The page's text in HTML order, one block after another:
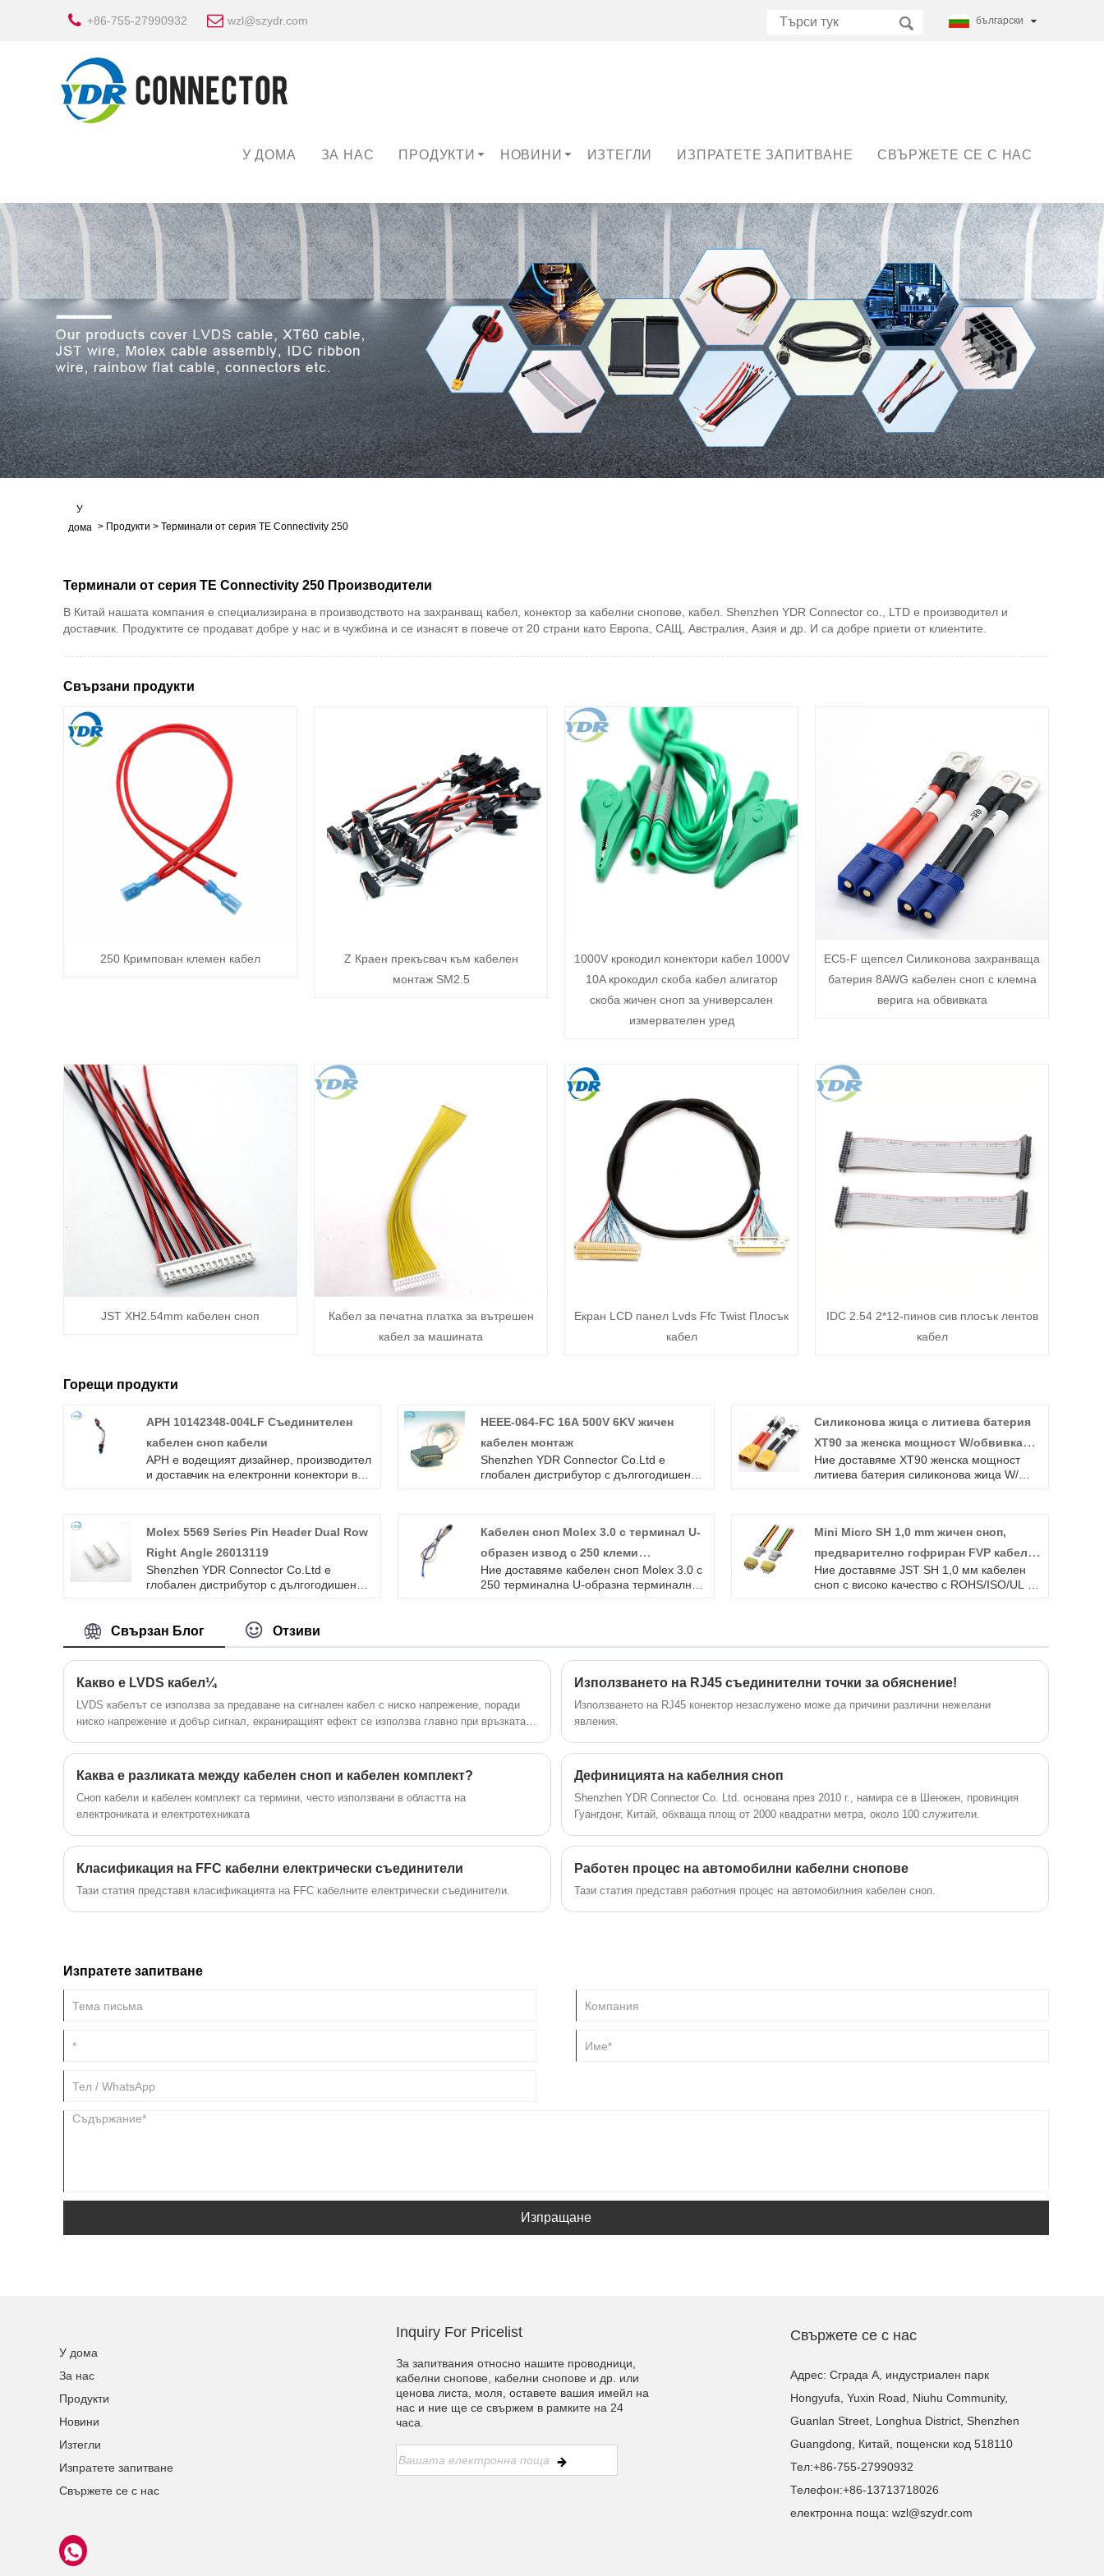
+86-755-27990932 wzl@szydr.com български
У ДОМА ЗА НАС ПРОДУКТИ НОВИНИ ИЗТЕГЛИ ИЗПРАТЕТЕ ЗАПИТВАНЕ СВЪРЖЕТЕ СЕ С НАС
У
дома > Продукти > Терминали от серия TE Connectivity 250
Терминали от серия TE Connectivity 250 Производители
В Китай нашата компания е специализирана в производството на захранващ кабел, конектор за кабелни снопове, кабел. Shenzhen YDR Connector co., LTD е производител и
доставчик. Продуктите се продават добре у нас и в чужбина и се изнасят в повече от 20 страни като Европа, САЩ, Австралия, Азия и др. И са добре приети от клиентите.
Свързани продукти
250 Кримпован клемен кабел
Z Краен прекъсвач към кабелен
монтаж SM2.5
1000V крокодил конектори кабел 1000V
10A крокодил скоба кабел алигатор
скоба жичен сноп за универсален
измервателен уред
EC5-F щепсел Силиконова захранваща
батерия 8AWG кабелен сноп с клемна
верига на обвивката
JST XH2.54mm кабелен сноп
Кабел за печатна платка за вътрешен
кабел за машината
Екран LCD панел Lvds Ffc Twist Плосък
кабел
IDC 2.54 2*12-пинов сив плосък лентов
кабел
Горещи продукти
APH 10142348-004LF Съединителен
кабелен сноп кабели
APH е водещият дизайнер, производител
и доставчик на електронни конектори в
потребителска електроника, обработка
на данни и индустриални машини.
Конекторите FCI са популярни в много
страни в Европа, Америка и Азия поради
своя професионален дизайн, прецизен
HEEE-064-FC 16A 500V 6KV жичен
кабелен монтаж
Shenzhen YDR Connector Co.Ltd е
глобален дистрибутор с дългогодишен
дошли при запитване.
Силиконова жица с литиева батерия
XT90 за женска мощност W/обвивка
Ebike кабел за зареждане адаптер
Ние доставяме XT90 женска мощност
литиева батерия силиконова жица W/
посветихме се на производството на
кабелни снопове и конектори в
продължение на 10 години, обхващайки
по -голямата част от пазара в Азия,
Европа и Америка. Очакваме да станем
Molex 5569 Series Pin Header Dual Row
Right Angle 26013119
Shenzhen YDR Connector Co.Ltd е
глобален дистрибутор с дългогодишен
оригинален кабелен сноп за съединител
TE, добре дошли при запитване.
Кабелен сноп Molex 3.0 с терминал U-
образен извод с 250 клеми
Многожилен проводник
Персонализира се
Ние доставяме кабелен сноп Molex 3.0 с
250 терминална U-образна терминална
производството на кабелни снопове и
конектори в продължение на 10 години,
обхващайки по -голямата част от пазара
в Азия, Европа и Америка. Очакваме да
станем ваши дългосрочни партньори в
Китай.
Mini Micro SH 1,0 mm жичен сноп,
предварително гофриран FVP кабел
за управление на полета на дрона
Ние доставяме JST SH 1,0 мм кабелен
сноп с високо качество с ROHS/ISO/UL 1
Свързан Блог Отзиви
Какво е LVDS кабел¼
LVDS кабелът се използва за предаване на сигнален кабел с ниско напрежение, поради
ниско напрежение и добър сигнал, екраниращият ефект се използва главно при връзката
компютри.
Използването на RJ45 съединителни точки за обяснение!
Използването на RJ45 конектор незаслужено може да причини различни нежелани
явления.
Каква е разликата между кабелен сноп и кабелен комплект?
Сноп кабели и кабелен комплект са термини, често използвани в областта на
електрониката и електротехниката
Дефиницията на кабелния сноп
Shenzhen YDR Connector Co. Ltd. основана през 2010 г., намира се в Шенжен, провинция
Гуангдонг, Китай, обхваща площ от 2000 квадратни метра, около 100 служители.
Класификация на FFC кабелни електрически съединители
Тази статия представя класификацията на FFC кабелните електрически съединители.
Работен процес на автомобилни кабелни снопове
Тази статия представя работния процес на автомобилния кабелен сноп.
Изпратете запитване
Изпращане
У дома
За нас
Продукти
Новини
Изтегли
Изпратете запитване
Свържете се с нас
Inquiry For Pricelist
За запитвания относно нашите проводници,
кабелни снопове, кабелни снопове и др. или
ценова листа, моля, оставете вашия имейл на
нас и ние ще се свържем в рамките на 24
часа.
Свържете се с нас
Адрес: Сграда A, индустриален парк
Hongyufa, Yuxin Road, Niuhu Community,
Guanlan Street, Longhua District, Shenzhen
Guangdong, Китай, пощенски код 518110
Тел:+86-755-27990932
Телефон:+86-13713718026
електронна поща: wzl@szydr.com